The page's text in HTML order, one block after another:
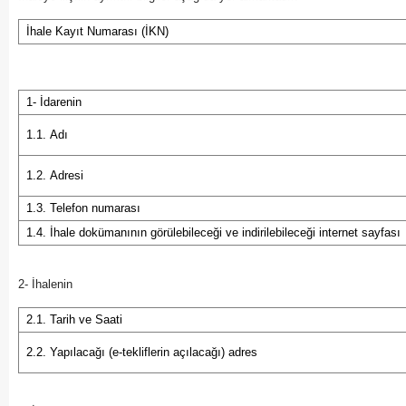
İhale Kayıt Numarası (İKN)
1- İdarenin
1.1. Adı
1.2. Adresi
1.3. Telefon numarası
1.4. İhale dokümanının görülebileceği ve indirilebileceği internet sayfası
2- İhalenin
2.1. Tarih ve Saati
2.2. Yapılacağı (e-tekliflerin açılacağı) adres